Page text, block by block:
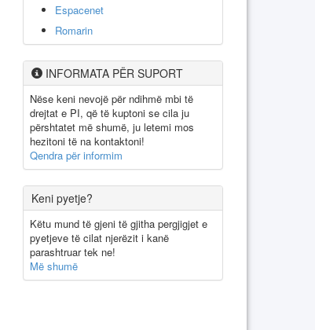
Espacenet
Romarin
INFORMATA PËR SUPORT
Nëse keni nevojë për ndihmë mbi të
drejtat e PI, që të kuptoni se cila ju
përshtatet më shumë, ju letemi mos
hezitoni të na kontaktoni!
Qendra për informim
Keni pyetje?
Këtu mund të gjeni të gjitha pergjigjet e
pyetjeve të cilat njerëzit i kanë
parashtruar tek ne!
Më shumë